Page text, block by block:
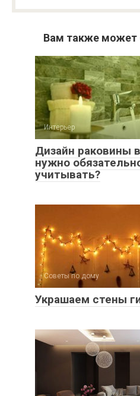
Вам также может
Интерьер
Дизайн раковины
нужно
учитывать?
Советы по дому
Украшаем стены